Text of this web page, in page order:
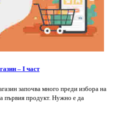
– I част
започва много преди избора на
първия продукт. Нужно е да